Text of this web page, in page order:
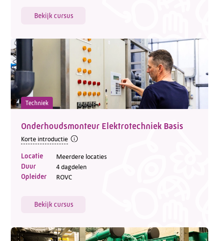
Bekijk cursus
Techniek
Onderhoudsmonteur Elektrotechniek Basis
Korte introductie
Locatie Meerdere locaties
Duur 4 dagdelen
Opleider ROVC
Bekijk cursus